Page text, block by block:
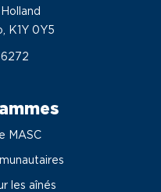
K1Y 0Y5
MASC
les aînés